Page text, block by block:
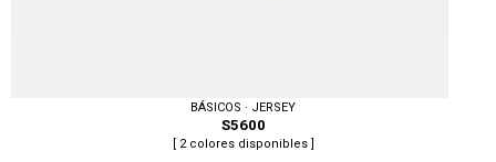
BÁSICOS · JERSEY
S5600
[ 2 colores disponibles ]